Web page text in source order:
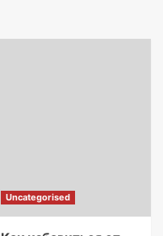
Uncategorised